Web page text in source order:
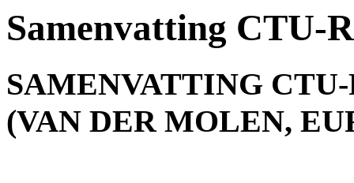
Samenvatting CTU-
SAMENVATTING
(VAN DER MOLEN,